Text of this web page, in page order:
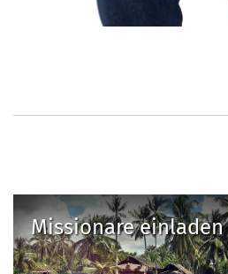
Missionare einladen